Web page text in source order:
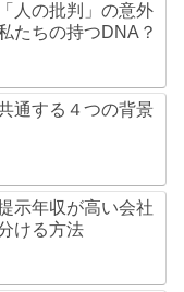
人の批判」の意外
たちの持つDNA？
通する４つの背景
示年収が高い会社
ける方法